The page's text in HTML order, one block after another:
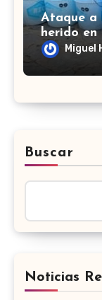
Ataque a
herido en
Miguel
Buscar
Noticias